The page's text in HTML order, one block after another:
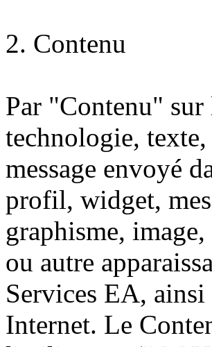
2. Contenu
Par "Contenu"
technologie,
message envoyé
profil, widget,
graphisme,
ou autre
Services EA,
Internet. Le